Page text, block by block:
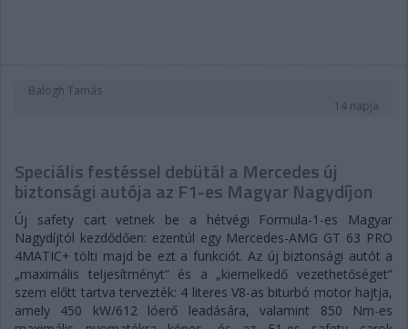
Balogh Tamás
14 napja
Speciális festéssel debütál a Mercedes új
biztonsági autója az F1-es Magyar Nagydíjon
Új safety cart vetnek be a hétvégi Formula-1-es Magyar
Nagydíjtól kezdődően: ezentúl egy Mercedes-AMG GT 63 PRO
4MATIC+ tölti majd be ezt a funkciót. Az új biztonsági autót a
„maximális teljesítményt” és a „kiemelkedő vezethetőséget”
szem előtt tartva tervezték: 4 literes V8-as biturbó motor hajtja,
amely 450 kW/612 lóerő leadására, valamint 850 Nm-es